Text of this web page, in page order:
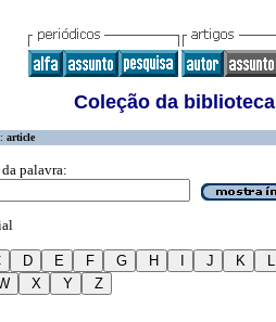
Coleção da biblioteca
article
palavra: